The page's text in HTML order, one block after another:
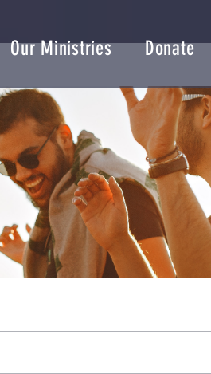
Our Ministries Donate